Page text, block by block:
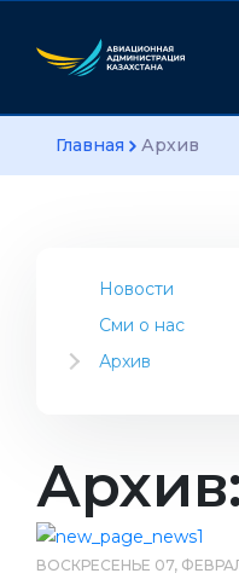
Главная Архив
Новости
Сми о нас
Архив
2020
2019
ВОСКРЕСЕНЬЕ 07,